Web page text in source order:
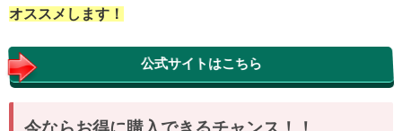
オススメします！
公式サイトはこちら